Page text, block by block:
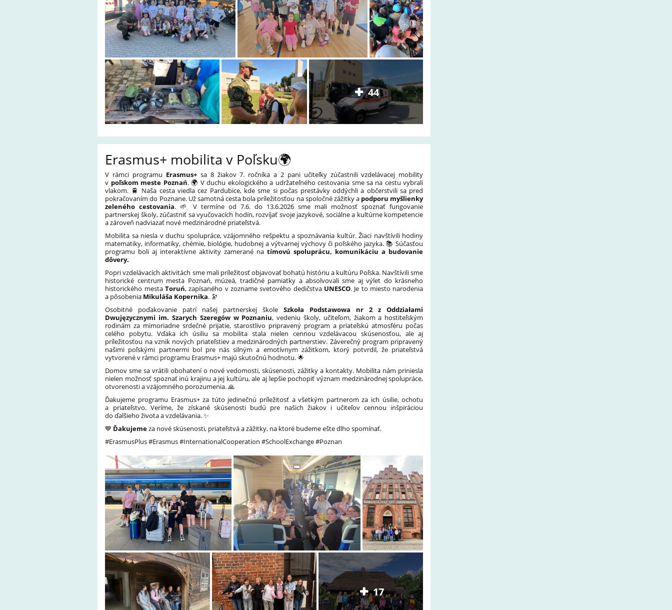
44
Erasmus+ mobilita v Poľsku🌍
V rámci programu Erasmus+sa 8 žiakov 7. ročníka a 2 pani učiteľky zúčastnili vzdelávacej mobility
v poľskom meste Poznań. 🌍 V duchu ekologického a udržateľného cestovania sme sa na cestu vybrali
vlakom. 🚆 Naša cesta viedla cez Pardubice, kde sme si počas prestávky oddýchli a občerstvili sa pred
pokračovaním do Poznane. Už samotná cesta bola príležitosťou na spoločné zážitky a podporu myšlienky
zeleného cestovania. 🌱 V termíne od 7.6. do 13.6.2026 sme mali možnosť spoznať fungovanie
partnerskej školy, zúčastniť sa vyučovacích hodín, rozvíjať svoje jazykové, sociálne a kultúrne kompetencie
a zároveň nadviazať nové medzinárodné priateľstvá.
Mobilita sa niesla v duchu spolupráce, vzájomného rešpektu a spoznávania kultúr. Žiaci navštívili hodiny
matematiky, informatiky, chémie, biológie, hudobnej a výtvarnej výchovy či poľského jazyka. 📚 Súčasťou
programu boli aj interaktívne aktivity zamerané natímovú spoluprácu, komunikáciu a budovanie
dôvery.
Popri vzdelávacích aktivitách sme mali príležitosť objavovať bohatú históriu a kultúru Poľska. Navštívili sme
historické centrum mesta Poznań, múzeá, tradičné pamiatky a absolvovali sme aj výlet do krásneho
historického mesta Toruń, zapísaného v zozname svetového dedičstva UNESCO. Je to miesto narodenia
a pôsobenia Mikuláša Kopernika. 🔭
Osobitné poďakovanie patrí našej partnerskej školeSzkoła Podstawowa nr 2 z Oddziałami
Dwujęzycznymi im. Szarych Szeregów w Poznaniu, vedeniu školy, učiteľom, žiakom a hostiteľským
rodinám za mimoriadne srdečné prijatie, starostlivo pripravený program a priateľskú atmosféru počas
celého pobytu. Vďaka ich úsiliu sa mobilita stala nielen cennou vzdelávacou skúsenosťou, ale aj
príležitosťou na vznik nových priateľstiev a medzinárodných partnerstiev. Záverečný program pripravený
našimi poľskými partnermi bol pre nás silným a emotívnym zážitkom, ktorý potvrdil, že priateľstvá
vytvorené v rámci programu Erasmus+ majú skutočnú hodnotu. 🌟
Domov sme sa vrátili obohatení o nové vedomosti, skúsenosti, zážitky a kontakty. Mobilita nám priniesla
nielen možnosť spoznať inú krajinu a jej kultúru, ale aj lepšie pochopiť význam medzinárodnej spolupráce,
otvorenosti a vzájomného porozumenia. 🙏
Ďakujeme programu Erasmus+ za túto jedinečnú príležitosť a všetkým partnerom za ich úsilie, ochotu
a priateľstvo. Veríme, že získané skúsenosti budú pre našich žiakov i učiteľov cennou inšpiráciou
do ďalšieho života a vzdelávania. ✨
💙 Ďakujemeza nové skúsenosti, priateľstvá a zážitky, na ktoré budeme ešte dlho spomínať.
#ErasmusPlus #Erasmus #InternationalCooperation #SchoolExchange #Poznan
17